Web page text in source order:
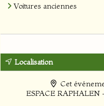
Voitures anciennes
Localisation
Cet
ESPACE RAPHALEN